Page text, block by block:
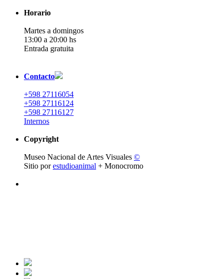
Horario
Martes a domingos
13:00 a 20:00 hs
Entrada gratuita
Contacto
+598 27116054
+598 27116124
+598 27116127
Internos
Copyright
Museo Nacional de Artes Visuales ©
Sitio porestudioanimal + Monocromo